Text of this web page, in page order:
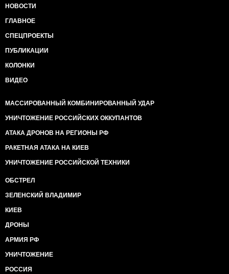
НОВОСТИ
ГЛАВНОЕ
СПЕЦПРОЕКТЫ
ПУБЛИКАЦИИ
КОЛОНКИ
ВИДЕО
МАССИРОВАННЫЙ КОМБИНИРОВАННЫЙ УДАР
УНИЧТОЖЕНИЕ РОССИЙСКИХ ОККУПАНТОВ
АТАКА ДРОНОВ НА РЕГИОНЫ РФ
РАКЕТНАЯ АТАКА НА КИЕВ
УНИЧТОЖЕНИЕ РОССИЙСКОЙ ТЕХНИКИ
ОБСТРЕЛ
ЗЕЛЕНСКИЙ ВЛАДИМИР
КИЕВ
ДРОНЫ
АРМИЯ РФ
УНИЧТОЖЕНИЕ
РОССИЯ